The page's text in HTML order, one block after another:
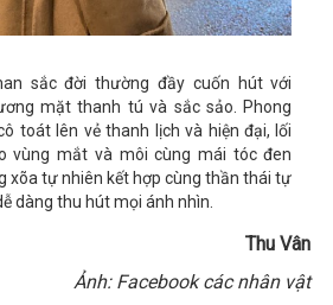
sắc đời thường đầy cuốn hút với
mặt thanh tú và sắc sảo. Phong
toát lên vẻ thanh lịch và hiện đại, lối
vùng mắt và môi cùng mái tóc đen
xõa tự nhiên kết hợp cùng thần thái tự
dàng thu hút mọi ánh nhìn.
Thu Vân
Ảnh: Facebook các nhân vật